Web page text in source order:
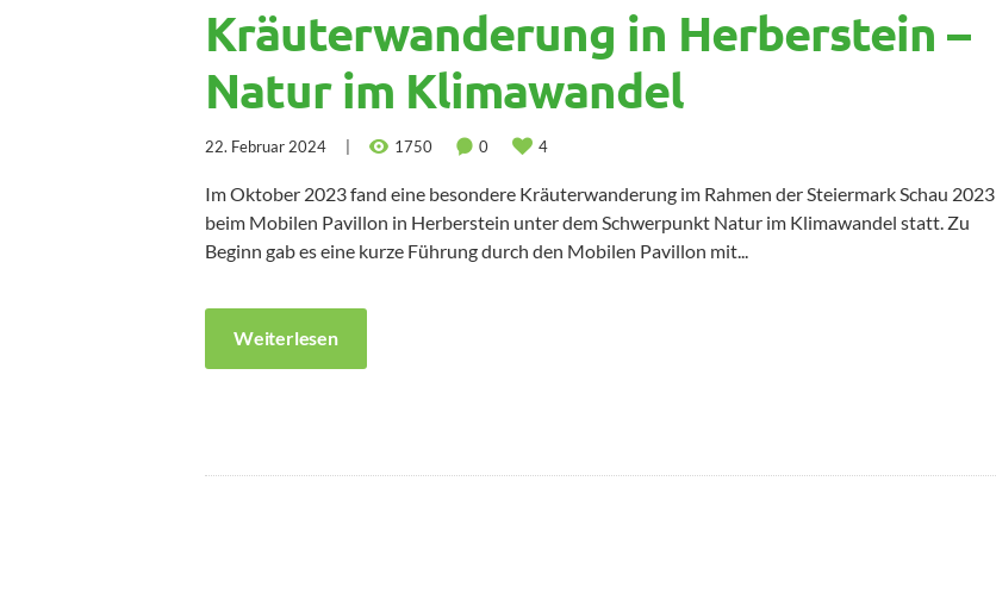
Kräuterwanderung in Herberstein –
Natur im Klimawandel
22. Februar 2024 1750 0 4
Im Oktober 2023 fand eine besondere Kräuterwanderung im Rahmen der Steiermark Schau 2023
beim Mobilen Pavillon in Herberstein unter dem Schwerpunkt Natur im Klimawandel statt. Zu
Beginn gab es eine kurze Führung durch den Mobilen Pavillon mit...
Weiterlesen